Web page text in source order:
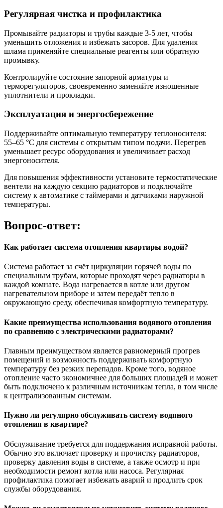
Регулярная чистка и профилактика
Промывайте радиаторы и трубы каждые 3-5 лет, чтобы
уменьшить отложения и избежать засоров. Для удаления
шлама применяйте специальные реагенты или обратную
промывку.
Контролируйте состояние запорной арматуры и
терморегуляторов, своевременно заменяйте изношенные
уплотнители и прокладки.
Эксплуатация и энергосбережение
Поддерживайте оптимальную температуру теплоносителя:
55–65 °C для системы с открытым типом подачи. Перегрев
уменьшает ресурс оборудования и увеличивает расход
энергоносителя.
Для повышения эффективности установите термостатические
вентели на каждую секцию радиаторов и подключайте
систему к автоматике с таймерами и датчиками наружной
температуры.
Вопрос-ответ:
Как работает система отопления квартиры водой?
Система работает за счёт циркуляции горячей воды по
специальным трубам, которые проходят через радиаторы в
каждой комнате. Вода нагревается в котле или другом
нагревательном приборе и затем передаёт тепло в
окружающую среду, обеспечивая комфортную температуру.
Какие преимущества использования водяного отопления
по сравнению с электрическими радиаторами?
Главным преимуществом является равномерный прогрев
помещений и возможность поддерживать комфортную
температуру без резких перепадов. Кроме того, водяное
отопление часто экономичнее для больших площадей и может
быть подключено к различным источникам тепла, в том числе
к централизованным системам.
Нужно ли регулярно обслуживать систему водяного
отопления в квартире?
Обслуживание требуется для поддержания исправной работы.
Обычно это включает проверку и прочистку радиаторов,
проверку давления воды в системе, а также осмотр и при
необходимости ремонт котла или насоса. Регулярная
профилактика помогает избежать аварий и продлить срок
службы оборудования.